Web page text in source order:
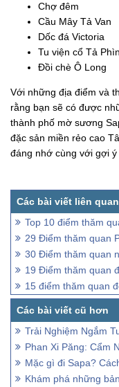
Chợ đêm
Cầu Mây Tả Van
Dốc đá Victoria
Tu viện cổ Tả Phìn
Đồi chè Ô Long
Với những địa điểm và
rằng bạn sẽ có được
thành phố mờ sương
đặc sản miền rẻo cao
đáng nhớ cùng với gợi ý
Top 10 điểm thăm
29 Điểm thăm quan
30 Điểm thăm quan nổi tiếng ở
19 Điểm thăm quan
15 điểm thăm quan đẹp
Trải Nghiệm Ngắm
Phan Xi Păng: Cẩm
Mặc gì đi Sapa? Cách
Khám phá những bản làng